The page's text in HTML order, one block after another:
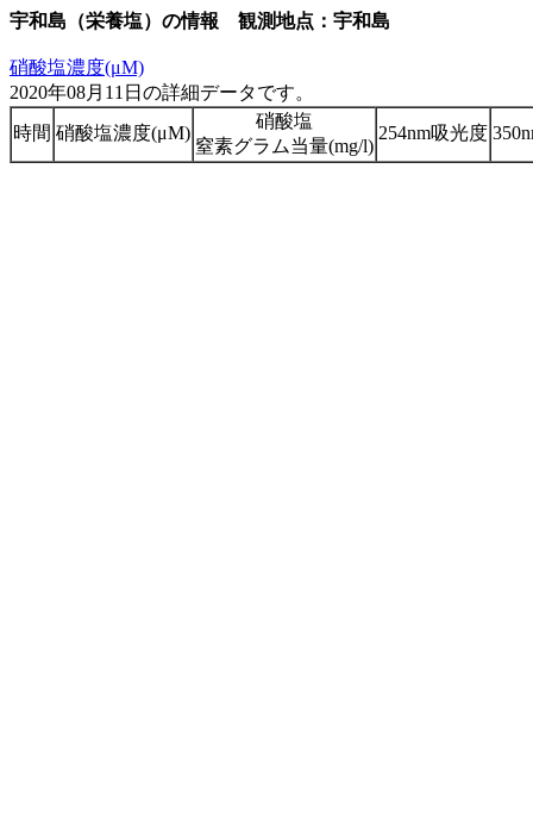
宇和島（栄養塩）の情報 観測地点：宇和島
硝酸塩濃度(μM)
2020年08月11日の詳細データです。
時間 硝酸塩濃度(μM)
硝酸塩
窒素グラム当量(mg/l)
254nm吸光度